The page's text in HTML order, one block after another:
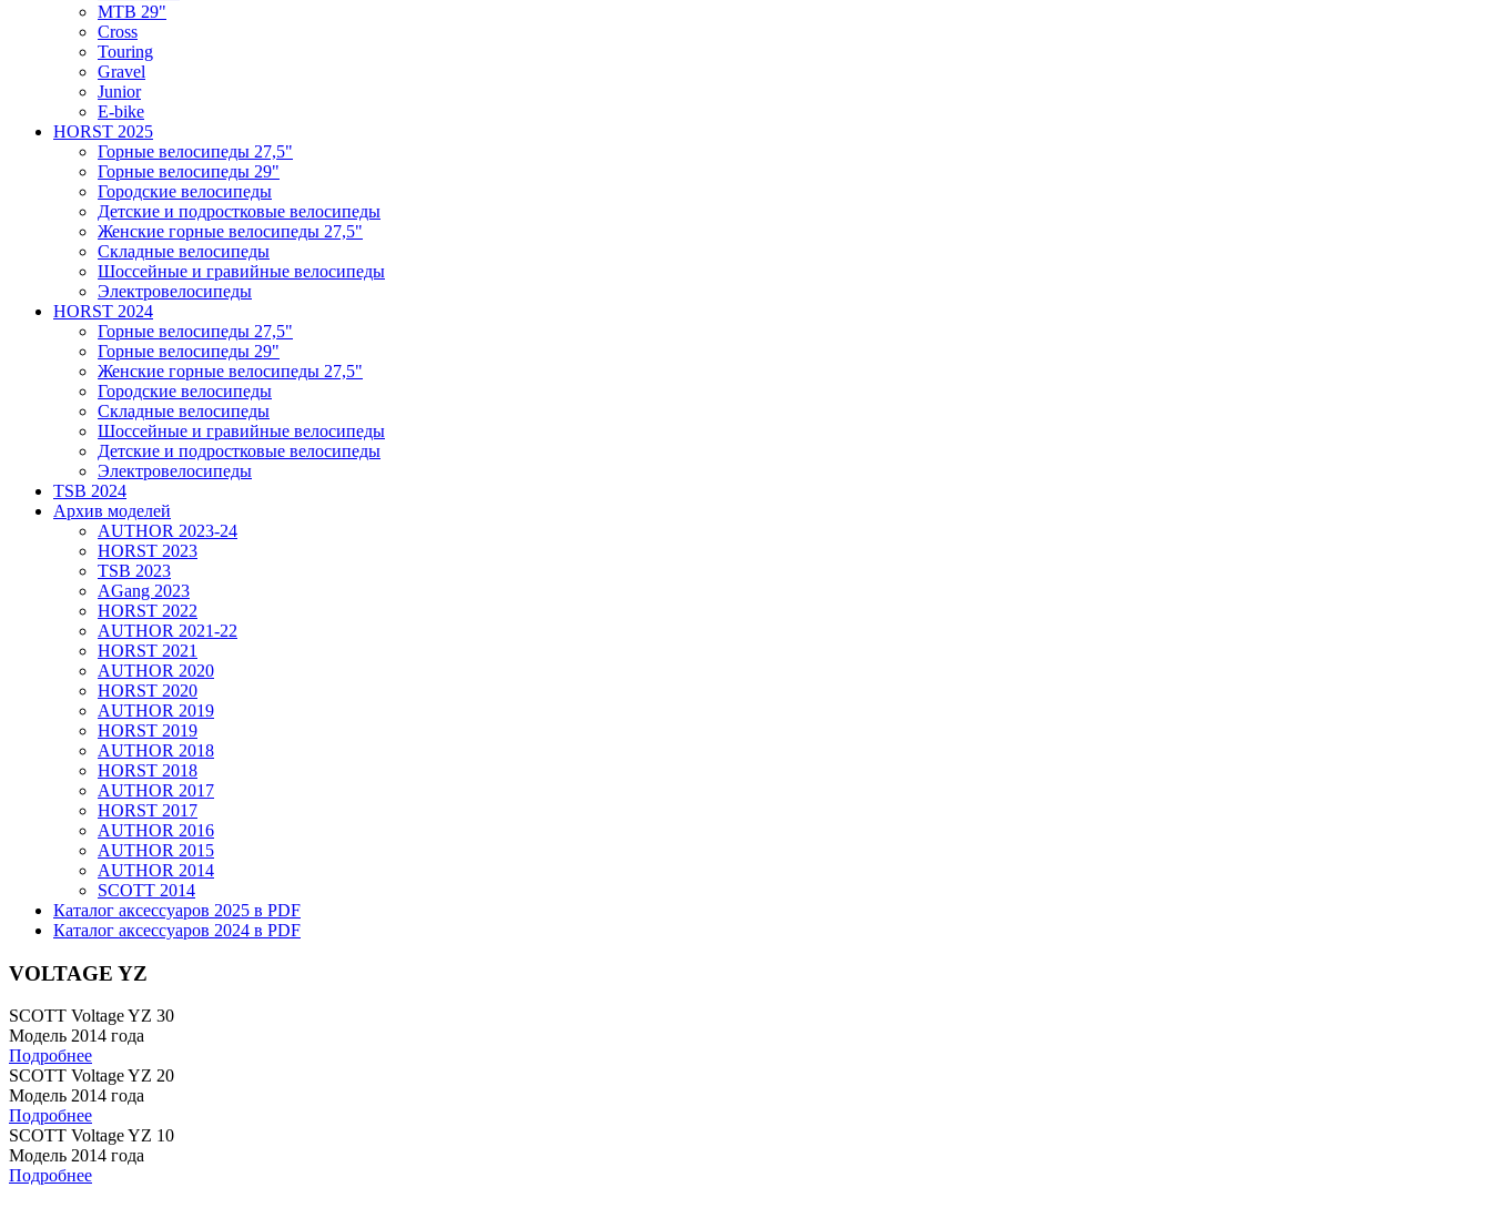
MTB 29"
Cross
Touring
Gravel
Junior
E-bike
HORST 2025
Горные велосипеды 27,5"
Горные велосипеды 29"
Городские велосипеды
Детские и подростковые велосипеды
Женские горные велосипеды 27,5"
Складные велосипеды
Шоссейные и гравийные велосипеды
Электровелосипеды
HORST 2024
Горные велосипеды 27,5"
Горные велосипеды 29"
Женские горные велосипеды 27,5"
Городские велосипеды
Складные велосипеды
Шоссейные и гравийные велосипеды
Детские и подростковые велосипеды
Электровелосипеды
TSB 2024
Архив моделей
AUTHOR 2023-24
HORST 2023
TSB 2023
AGang 2023
HORST 2022
AUTHOR 2021-22
HORST 2021
AUTHOR 2020
HORST 2020
AUTHOR 2019
HORST 2019
AUTHOR 2018
HORST 2018
AUTHOR 2017
HORST 2017
AUTHOR 2016
AUTHOR 2015
AUTHOR 2014
SCOTT 2014
Каталог аксессуаров 2025 в PDF
Каталог аксессуаров 2024 в PDF
VOLTAGE YZ
SCOTT Voltage YZ 30
Модель 2014 года
Подробнее
SCOTT Voltage YZ 20
Модель 2014 года
Подробнее
SCOTT Voltage YZ 10
Модель 2014 года
Подробнее